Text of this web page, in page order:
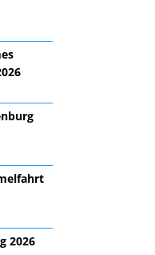
2026